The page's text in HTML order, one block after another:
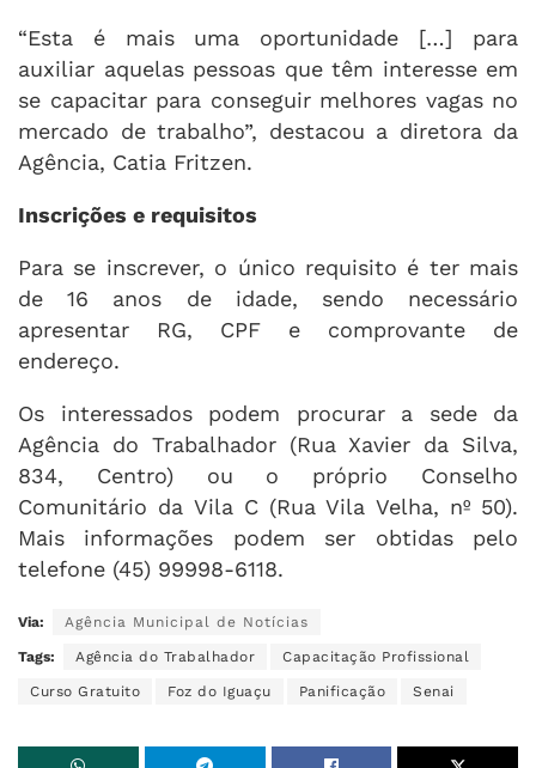
“Esta é mais uma oportunidade […] para
auxiliar aquelas pessoas que têm interesse em
se capacitar para conseguir melhores vagas no
mercado de trabalho”, destacou a diretora da
Agência, Catia Fritzen.
Inscrições e requisitos
Para se inscrever, o único requisito é ter mais
de 16 anos de idade, sendo necessário
apresentar RG, CPF e comprovante de
endereço.
Os interessados podem procurar a sede da
Agência do Trabalhador (Rua Xavier da Silva,
834, Centro) ou o próprio Conselho
Comunitário da Vila C (Rua Vila Velha, nº 50).
Mais informações podem ser obtidas pelo
telefone (45) 99998-6118.
Via: Agência Municipal de Notícias
Tags: Agência do Trabalhador Capacitação Profissional
Curso Gratuito Foz do Iguaçu Panificação Senai